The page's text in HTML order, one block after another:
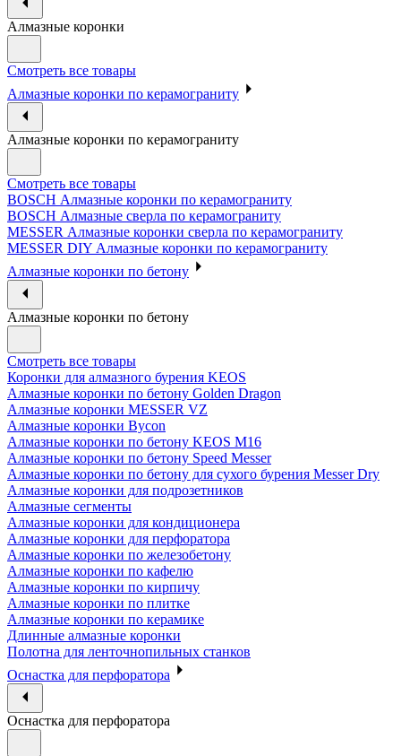
Алмазные коронки
Смотреть все товары
Алмазные коронки по керамограниту
Алмазные коронки по керамограниту
Смотреть все товары
BOSCH Алмазные коронки по керамограниту
BOSCH Алмазные сверла по керамограниту
MESSER Алмазные коронки сверла по керамограниту
MESSER DIY Алмазные коронки по керамограниту
Алмазные коронки по бетону
Алмазные коронки по бетону
Смотреть все товары
Коронки для алмазного бурения KEOS
Алмазные коронки по бетону Golden Dragon
Алмазные коронки MESSER VZ
Алмазные коронки Bycon
Алмазные коронки по бетону KEOS M16
Алмазные коронки по бетону Speed Messer
Алмазные коронки по бетону для сухого бурения Messer Dry
Алмазные коронки для подрозетников
Алмазные сегменты
Алмазные коронки для кондиционера
Алмазные коронки для перфоратора
Алмазные коронки по железобетону
Алмазные коронки по кафелю
Алмазные коронки по кирпичу
Алмазные коронки по плитке
Алмазные коронки по керамике
Длинные алмазные коронки
Полотна для ленточнопильных станков
Оснастка для перфоратора
Оснастка для перфоратора